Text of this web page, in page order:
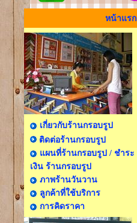
หน้าแรก
เกี่ยวกับร้านกรอบรูป
ติดต่อร้านกรอบรูป
แผนที่ร้านกรอบรูป / ชำระ
เงิน ร้านกรอบรูป
ภาพร้านวันวาน
ลูกค้าที่ใช้บริการ
การคิดราคา